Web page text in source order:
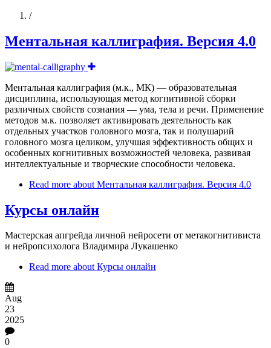
/Home
Ментальная каллиграфия. Версия 4.0
Ментальная каллиграфия (м.к., МК) — образовательная
дисциплина, использующая метод когнитивной сборки
различных свойств сознания — ума, тела и речи. Применение
методов м.к. позволяет активировать деятельность как
отдельных участков головного мозга, так и полушарий
головного мозга целиком, улучшая эффективность общих и
особенных когнитивных возможностей человека, развивая
интеллектуальные и творческие способности человека.
Read more about Ментальная каллиграфия. Версия 4.0
Курсы онлайн
Мастерская апгрейда личной нейросети от метакогнитивиста
и нейропсихолога Владимира Лукашенко
Read more about Курсы онлайн
Aug
23
2025
0